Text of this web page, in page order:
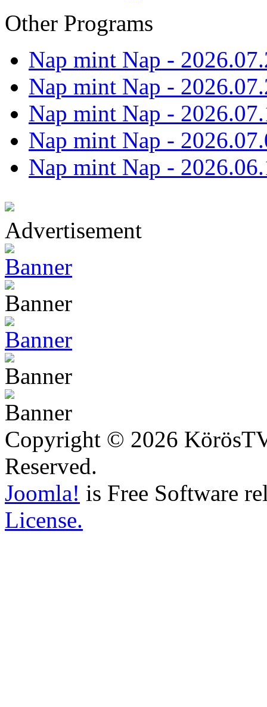
Other Programs
Nap mint Nap -
Nap mint Nap -
Nap mint Nap -
Nap mint Nap -
Nap mint Nap -
Advertisement
Copyright © 2026
Reserved.
Joomla! is Free Software
License.